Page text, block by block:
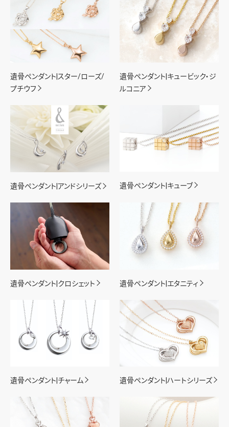
遺骨ペンダント|スター/ローズ/
プチウフ
遺骨ペンダント|キュービック・ジ
ルコニア
遺骨ペンダント|アンドシリーズ 遺骨ペンダント|キューブ
遺骨ペンダント|クロシェット 遺骨ペンダント|エタニティ
遺骨ペンダント|チャーム 遺骨ペンダント|ハートシリーズ